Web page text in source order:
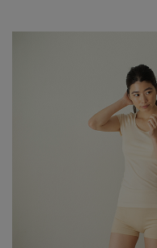
クラッチバッグ
ボストンバッグ
スーツケース
レッグウェア
チャーム・ストラ
チャーム
BRAND NEWS
EDITOR'S CLOSET